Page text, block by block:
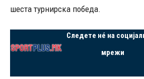
шеста турнирска победа.
Следете нé на
мрежи